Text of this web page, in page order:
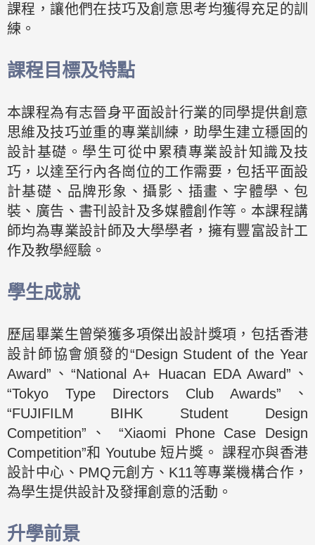
課程，讓他們在技巧及創意思考均獲得充足的訓
練。
課程目標及特點
本課程為有志晉身平面設計行業的同學提供創意
思維及技巧並重的專業訓練，助學生建立穩固的
設計基礎。學生可從中累積專業設計知識及技
巧，以達至行內各崗位的工作需要，包括平面設
計基礎、品牌形象、攝影、插畫、字體學、包
裝、廣告、書刊設計及多媒體創作等。本課程講
師均為專業設計師及大學學者，擁有豐富設計工
作及教學經驗。
學生成就
歷屆畢業生曾榮獲多項傑出設計獎項，包括香港
設計師協會頒發的“Design Student of the Year
Award”、“National A+ Huacan EDA Award”、
“Tokyo Type Directors Club Awards”、
“FUJIFILM BIHK Student Design
Competition”、 “Xiaomi Phone Case Design
Competition”和 Youtube 短片獎。 課程亦與香港
設計中心、PMQ元創方、K11等專業機構合作，
為學生提供設計及發揮創意的活動。
升學前景